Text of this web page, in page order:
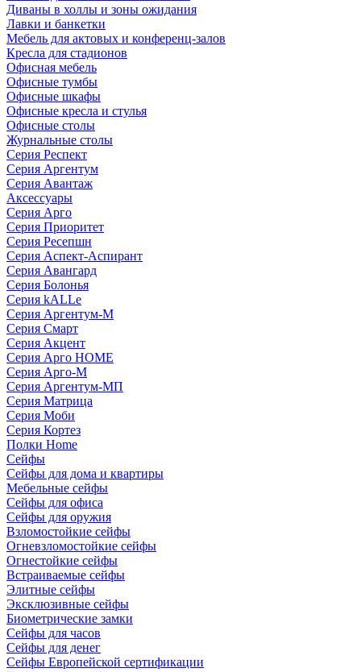
Диваны в холлы и зоны ожидания
Лавки и банкетки
Мебель для актовых и конференц-залов
Кресла для стадионов
Офисная мебель
Офисные тумбы
Офисные шкафы
Офисные кресла и стулья
Офисные столы
Журнальные столы
Серия Респект
Серия Аргентум
Серия Авантаж
Аксессуары
Серия Арго
Серия Приоритет
Серия Ресепшн
Серия Аспект-Аспирант
Серия Авангард
Серия Болонья
Серия kALLe
Серия Аргентум-М
Серия Смарт
Серия Акцент
Серия Арго HOME
Серия Арго-М
Серия Аргентум-МП
Серия Матрица
Серия Моби
Серия Кортез
Полки Home
Сейфы
Сейфы для дома и квартиры
Мебельные сейфы
Сейфы для офиса
Сейфы для оружия
Взломостойкие сейфы
Огневзломостойкие сейфы
Огнестойкие сейфы
Встраиваемые сейфы
Элитные сейфы
Эксклюзивные сейфы
Биометрические замки
Сейфы для часов
Сейфы для денег
Сейфы Европейской сертификации